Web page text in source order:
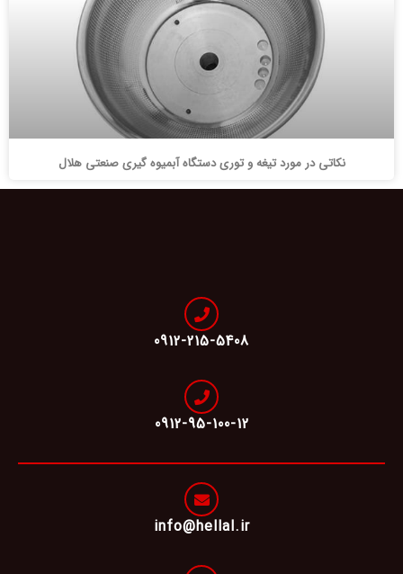
نکاتی در مورد تیغه و توری دستگاه آبمیوه گیری صنعتی هلال
0912-215-5408
0912-95-100-12
info@hellal.ir